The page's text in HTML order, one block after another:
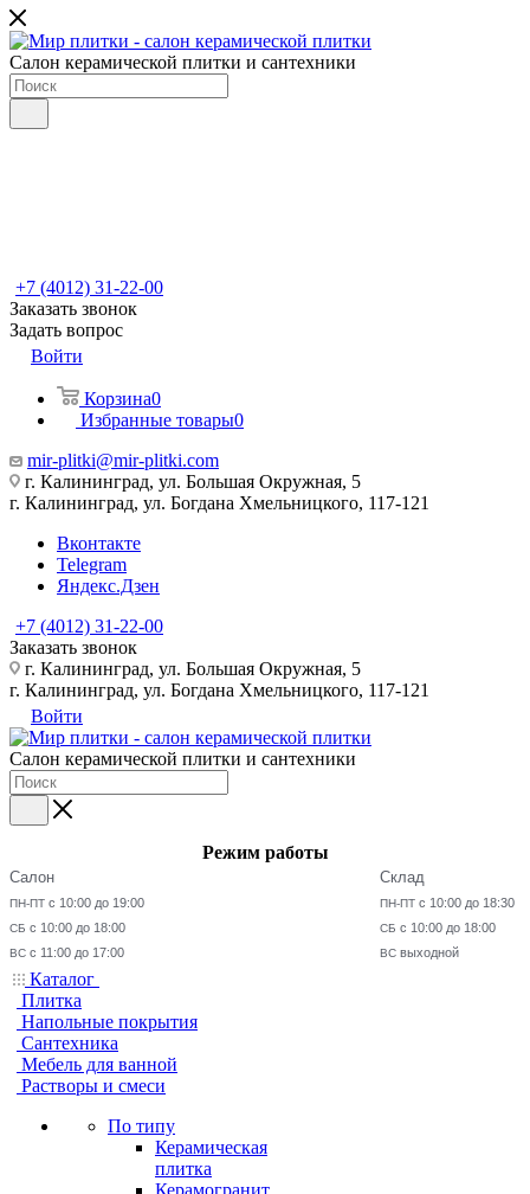
Салон керамической плитки и сантехники
+7 (4012) 31-22-00
Заказать звонок
Задать вопрос
Войти
Корзина0
Избранные товары0
mir-plitki@mir-plitki.com
г. Калининград, ул. Большая Окружная, 5
г. Калининград, ул. Богдана Хмельницкого, 117-121
Вконтакте
Telegram
Яндекс.Дзен
+7 (4012) 31-22-00
Заказать звонок
г. Калининград, ул. Большая Окружная, 5
г. Калининград, ул. Богдана Хмельницкого, 117-121
Войти
Салон керамической плитки и сантехники
Режим работы
Салон
ПН-ПТ с 10:00 до 19:00
СБ с 10:00 до 18:00
ВС с 11:00 до 17:00
Склад
ПН-ПТ с 10:00 до 18:30
СБ с 10:00 до 18:00
ВС выходной
Каталог
Плитка
Напольные покрытия
Сантехника
Мебель для ванной
Растворы и смеси
По типу
Керамическая
плитка
Керамогранит